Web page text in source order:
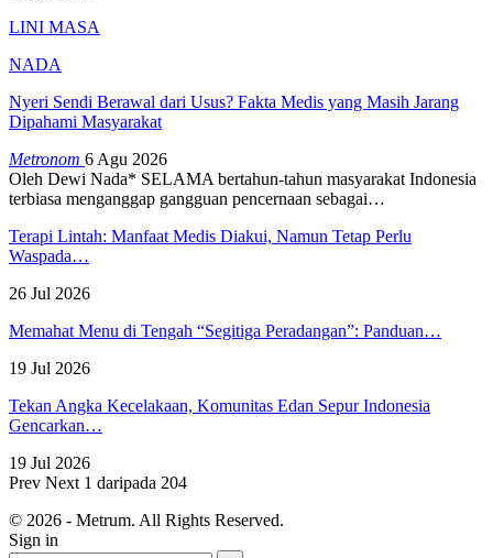
LINI MASA
NADA
Nyeri Sendi Berawal dari Usus? Fakta Medis yang Masih Jarang
Dipahami Masyarakat
Metronom 6 Agu 2026
Oleh Dewi Nada* SELAMA bertahun-tahun masyarakat Indonesia
terbiasa menganggap gangguan pencernaan sebagai…
Terapi Lintah: Manfaat Medis Diakui, Namun Tetap Perlu
Waspada…
26 Jul 2026
Memahat Menu di Tengah “Segitiga Peradangan”: Panduan…
19 Jul 2026
Tekan Angka Kecelakaan, Komunitas Edan Sepur Indonesia
Gencarkan…
19 Jul 2026
Prev Next 1 daripada 204
© 2026 - Metrum. All Rights Reserved.
Sign in